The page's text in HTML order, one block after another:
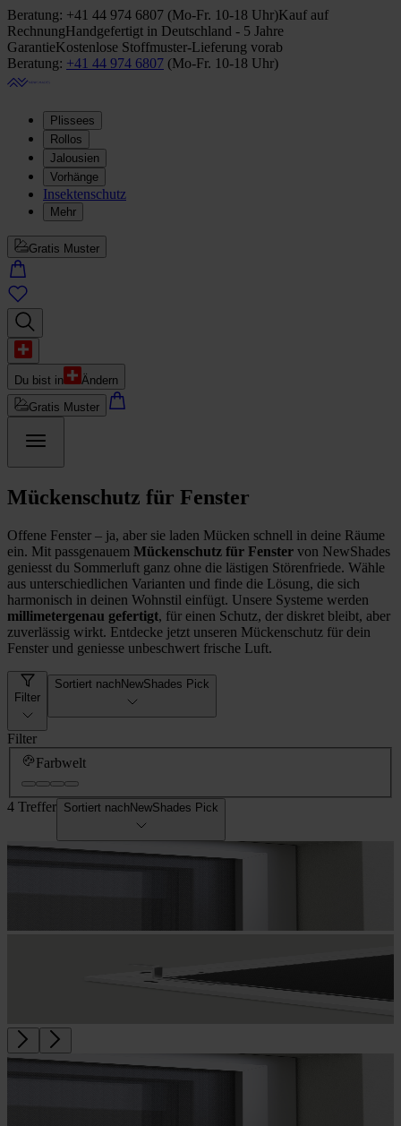
Beratung: +41 44 974 6807 (Mo-Fr. 10-18 Uhr)Kauf auf
RechnungHandgefertigt in Deutschland - 5 Jahre
GarantieKostenlose Stoffmuster-Lieferung vorab
Beratung: +41 44 974 6807 (Mo-Fr. 10-18 Uhr)
Plissees
Rollos
Jalousien
Vorhänge
Insektenschutz
Mehr
Gratis Muster
Du bist in
Ändern
Gratis Muster
Mückenschutz für Fenster
Offene Fenster – ja, aber sie laden Mücken schnell in deine Räume
ein. Mit passgenauem Mückenschutz für Fenster von NewShades
geniesst du Sommerluft ganz ohne die lästigen Störenfriede. Wähle
aus unterschiedlichen Varianten und finde die Lösung, die sich
harmonisch in deinen Wohnstil einfügt. Unsere Systeme werden
millimetergenau gefertigt, für einen Schutz, der diskret bleibt, aber
zuverlässig wirkt. Entdecke jetzt unseren Mückenschutz für dein
Fenster und geniesse unbeschwert frische Luft.
Filter
Sortiert nachNewShades Pick
Filter
Farbwelt
4 Treffer Sortiert nachNewShades Pick